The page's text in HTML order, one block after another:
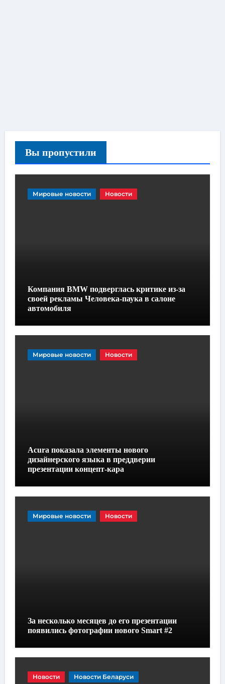
Вы пропустили
Мировые новости Новости
Компания BMW подверглась критике из-за
своей рекламы Человека-паука в салоне
автомобиля
Мировые новости Новости
Acura показала элементы нового
дизайнерского языка в преддверии
презентации концепт-кара
Мировые новости Новости
За несколько месяцев до его презентации
появились фотографии нового Smart #2
Новости Новости Беларуси